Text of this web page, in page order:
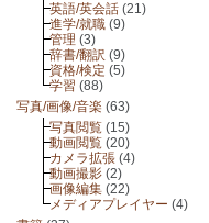
英語/英会話 (21)
進学/就職 (9)
管理 (3)
辞書/翻訳 (9)
資格/検定 (5)
学習 (88)
写真/画像/音楽 (63)
写真閲覧 (15)
動画閲覧 (20)
カメラ拡張 (4)
動画撮影 (2)
画像編集 (22)
メディアプレイヤー (4)